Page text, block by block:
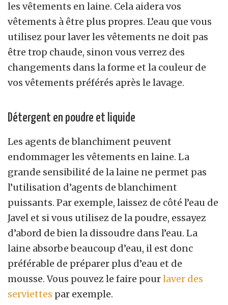
les vêtements en laine. Cela aidera vos
vêtements à être plus propres. L’eau que vous
utilisez pour laver les vêtements ne doit pas
être trop chaude, sinon vous verrez des
changements dans la forme et la couleur de
vos vêtements préférés après le lavage.
Détergent en poudre et liquide
Les agents de blanchiment peuvent
endommager les vêtements en laine. La
grande sensibilité de la laine ne permet pas
l’utilisation d’agents de blanchiment
puissants. Par exemple, laissez de côté l’eau de
Javel et si vous utilisez de la poudre, essayez
d’abord de bien la dissoudre dans l’eau. La
laine absorbe beaucoup d’eau, il est donc
préférable de préparer plus d’eau et de
mousse. Vous pouvez le faire pourlaver des
serviettes par exemple.